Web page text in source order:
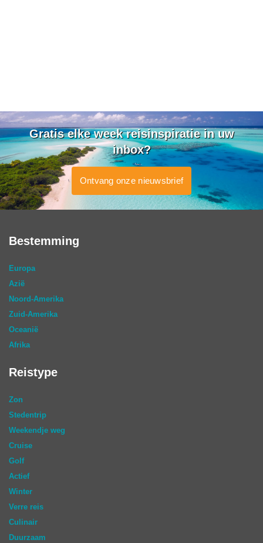
Gratis elke week reisinspiratie in uw
inbox?
Ontvang onze nieuwsbrief
Bestemming
Europa
Azië
Noord-Amerika
Zuid-Amerika
Oceanië
Afrika
Reistype
Zon
Stedentrip
Weekendje weg
Cruise
Golf
Actief
Winter
Verre reis
Culinair
Duurzaam